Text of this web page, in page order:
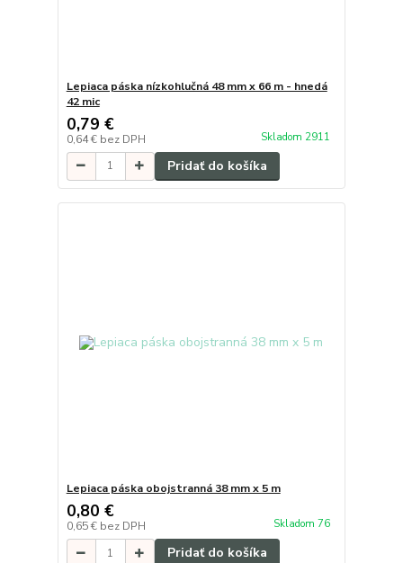
Lepiaca páska nízkohlučná 48 mm x 66 m - hnedá
42 mic
0,79 €
0,64 € bez DPH Skladom 2911
Pridať do košíka
Lepiaca páska obojstranná 38 mm x 5 m
0,80 €
0,65 € bez DPH Skladom 76
Pridať do košíka